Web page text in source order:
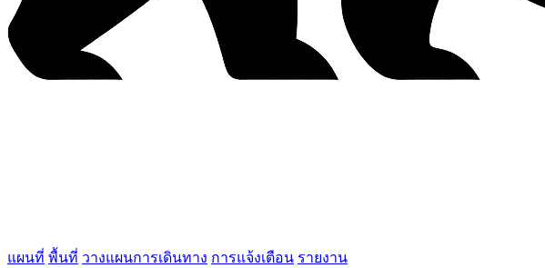
แผนที่ พื้นที่ วางแผนการเดินทาง การแจ้งเตือน รายงาน